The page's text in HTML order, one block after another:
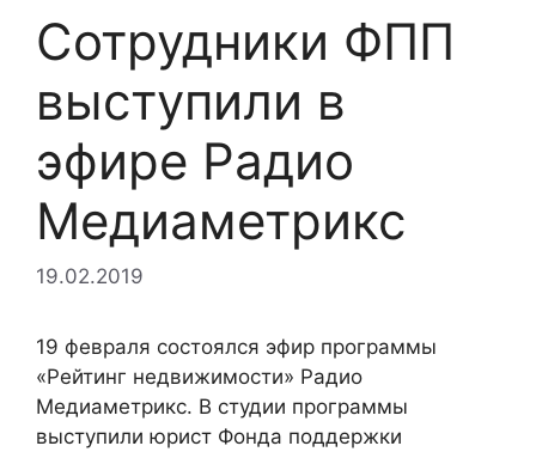
Сотрудники ФПП
выступили в
эфире Радио
Медиаметрикс
19.02.2019
19 февраля состоялся эфир программы
«Рейтинг недвижимости» Радио
Медиаметрикс. В студии программы
выступили юрист Фонда поддержки